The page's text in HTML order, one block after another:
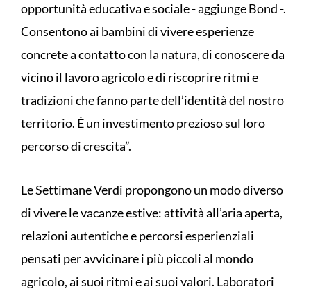
opportunità educativa e sociale - aggiunge Bond -.
Consentono ai bambini di vivere esperienze
concrete a contatto con la natura, di conoscere da
vicino il lavoro agricolo e di riscoprire ritmi e
tradizioni che fanno parte dell’identità del nostro
territorio. È un investimento prezioso sul loro
percorso di crescita”.
Le Settimane Verdi propongono un modo diverso
di vivere le vacanze estive: attività all’aria aperta,
relazioni autentiche e percorsi esperienziali
pensati per avvicinare i più piccoli al mondo
agricolo, ai suoi ritmi e ai suoi valori. Laboratori